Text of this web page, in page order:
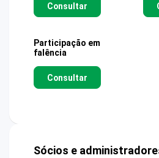
Consultar
Participação em
falência
Consultar
Sócios e